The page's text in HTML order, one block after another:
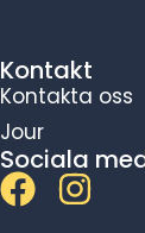
Kontakt
Kontakta oss
Jour
Sociala